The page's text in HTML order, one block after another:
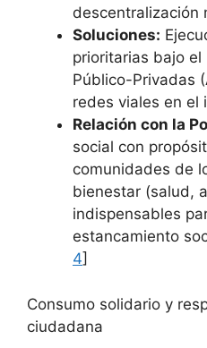
descentralización
Soluciones:
prioritarias bajo
Público-Privadas
redes viales en el
Relación con la
social con
comunidades de
bienestar (salud,
indispensables
estancamiento
4]
Consumo solidario y
ciudadana